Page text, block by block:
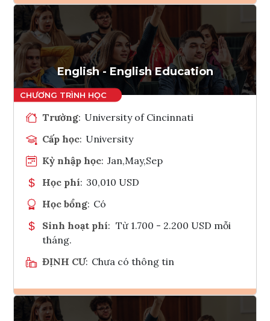
Ghi danh
Tham vấn Interlink
English - English Education
Trường: University of Cincinnati
Cấp học: University
Kỳ nhập học: Jan,May,Sep
Học phí: 30,010 USD
Học bổng: Có
Sinh hoạt phí: Từ 1.700 - 2.200 USD mỗi
tháng.
ĐỊNH CƯ: Chưa có thông tin
Ghi danh